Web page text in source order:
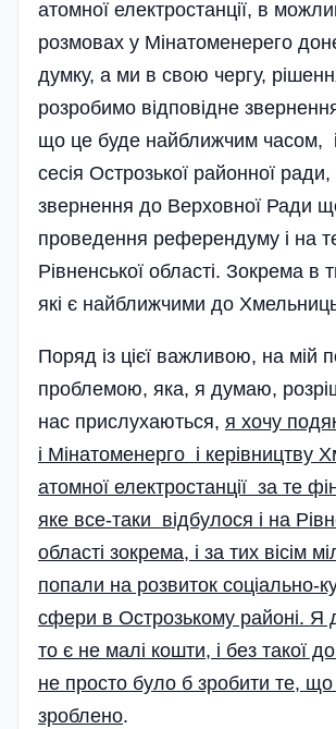
атомної електростанції, в
розмовах у Мінатоменерего
думку, а ми в свою чергу,
розробимо відповідне
що це буде найближчим часом,
сесія Острозької районної
звернення до Верховної Ради
проведення референдуму і на
Рівненської області. Зокрема в
які є найближчими до
Поряд із цієї важливою, на мій
проблемою, яка, я думаю,
нас прислуха­ються, я хочу
і Мінатоменерго і керівництву
атомної електростанції за те
яке все-таки відбулося­ і на
області зокрема, і за тих вісім
попали на розвиток соціально-­
сфери в Острозькому районі.
то є не малі кошти, і без такої
не просто було б зробити те,
зроблено.